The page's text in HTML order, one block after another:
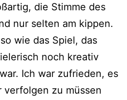
die Stimme des
nur selten am kippen.
wie das Spiel, das
noch kreativ
Ich war zufrieden, es
verfolgen zu müssen